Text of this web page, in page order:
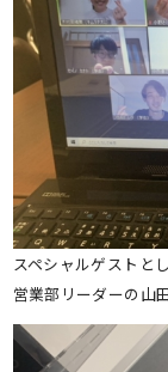
スペシャルゲストと
営業部リーダーの山